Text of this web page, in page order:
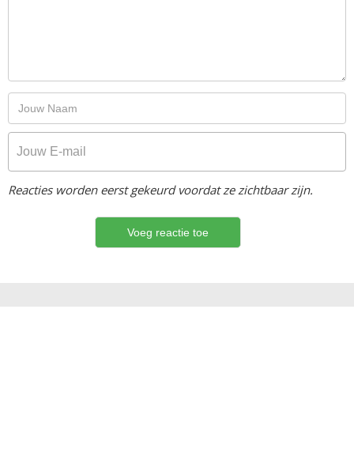
Reacties worden eerst gekeurd voordat ze zichtbaar zijn.